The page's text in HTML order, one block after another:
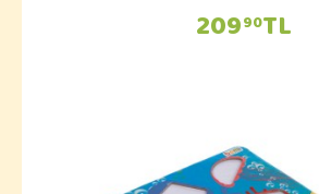
20990TL